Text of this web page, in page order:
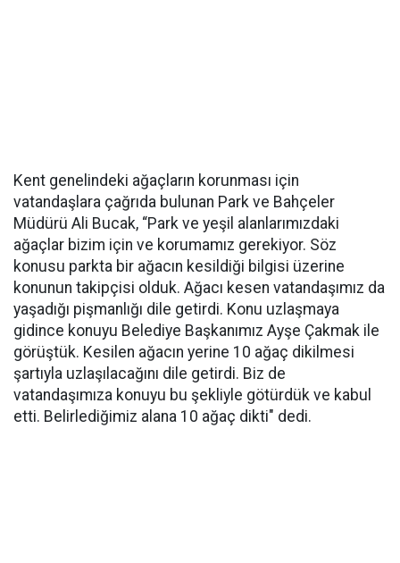
Kent genelindeki ağaçların korunması için
vatandaşlara çağrıda bulunan Park ve Bahçeler
Müdürü Ali Bucak, “Park ve yeşil alanlarımızdaki
ağaçlar bizim için ve korumamız gerekiyor. Söz
konusu parkta bir ağacın kesildiği bilgisi üzerine
konunun takipçisi olduk. Ağacı kesen vatandaşımız da
yaşadığı pişmanlığı dile getirdi. Konu uzlaşmaya
gidince konuyu Belediye Başkanımız Ayşe Çakmak ile
görüştük. Kesilen ağacın yerine 10 ağaç dikilmesi
şartıyla uzlaşılacağını dile getirdi. Biz de
vatandaşımıza konuyu bu şekliyle götürdük ve kabul
etti. Belirlediğimiz alana 10 ağaç dikti" dedi.